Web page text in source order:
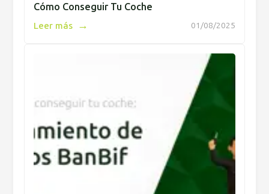
Cómo Conseguir Tu Coche
01/08/2025
Leer más →